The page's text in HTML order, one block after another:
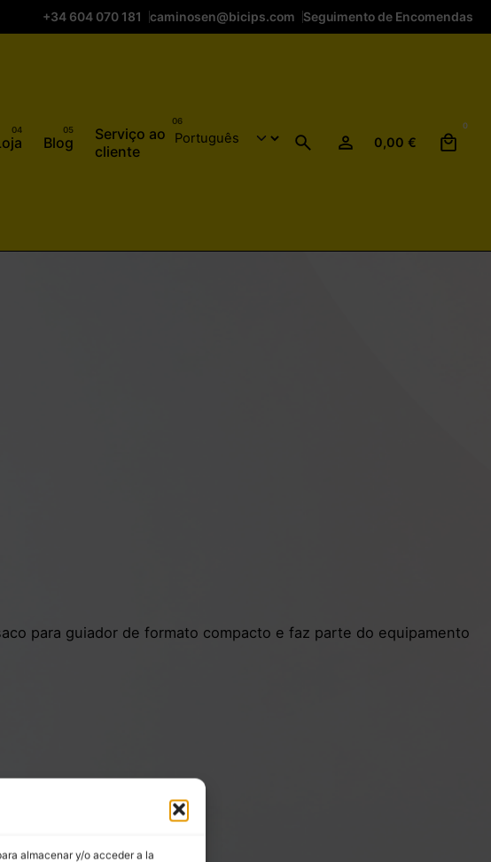
almacenar y/o acceder a la
+34 604 070 181 caminosen@bicips.com Seguimento de Encomendas
Blog
Serviço ao
cliente
0,00 €
0
para guiador de formato compacto e faz parte do equipamento